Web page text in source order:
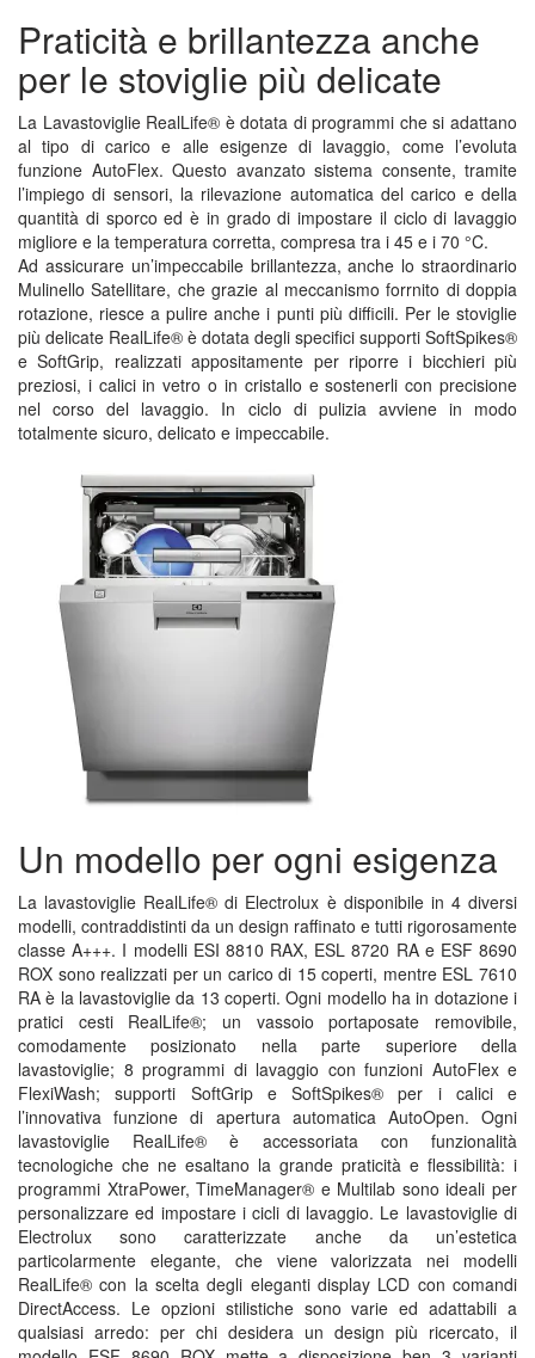
Praticità e brillantezza anche
per le stoviglie più delicate
La Lavastoviglie RealLife® è dotata di programmi che si adattano
al tipo di carico e alle esigenze di lavaggio, come l’evoluta
funzione AutoFlex. Questo avanzato sistema consente, tramite
l’impiego di sensori, la rilevazione automatica del carico e della
quantità di sporco ed è in grado di impostare il ciclo di lavaggio
migliore e la temperatura corretta, compresa tra i 45 e i 70 °C.
Ad assicurare un’impeccabile brillantezza, anche lo straordinario
Mulinello Satellitare, che grazie al meccanismo forrnito di doppia
rotazione, riesce a pulire anche i punti più difficili. Per le stoviglie
più delicate RealLife® è dotata degli specifici supporti SoftSpikes®
e SoftGrip, realizzati appositamente per riporre i bicchieri più
preziosi, i calici in vetro o in cristallo e sostenerli con precisione
nel corso del lavaggio. In ciclo di pulizia avviene in modo
totalmente sicuro, delicato e impeccabile.
Un modello per ogni esigenza
La lavastoviglie RealLife® di Electrolux è disponibile in 4 diversi
modelli, contraddistinti da un design raffinato e tutti rigorosamente
classe A+++. I modelli ESI 8810 RAX, ESL 8720 RA e ESF 8690
ROX sono realizzati per un carico di 15 coperti, mentre ESL 7610
RA è la lavastoviglie da 13 coperti. Ogni modello ha in dotazione i
pratici cesti RealLife®; un vassoio portaposate removibile,
comodamente posizionato nella parte superiore della
lavastoviglie; 8 programmi di lavaggio con funzioni AutoFlex e
FlexiWash; supporti SoftGrip e SoftSpikes® per i calici e
l’innovativa funzione di apertura automatica AutoOpen. Ogni
lavastoviglie RealLife® è accessoriata con funzionalità
tecnologiche che ne esaltano la grande praticità e flessibilità: i
programmi XtraPower, TimeManager® e Multilab sono ideali per
personalizzare ed impostare i cicli di lavaggio. Le lavastoviglie di
Electrolux sono caratterizzate anche da un’estetica
particolarmente elegante, che viene valorizzata nei modelli
RealLife® con la scelta degli eleganti display LCD con comandi
DirectAccess. Le opzioni stilistiche sono varie ed adattabili a
qualsiasi arredo: per chi desidera un design più ricercato, il